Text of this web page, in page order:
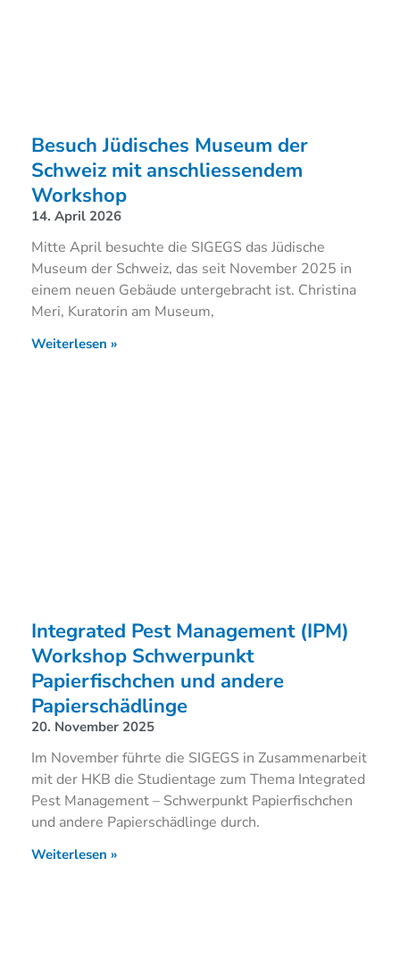
Besuch Jüdisches Museum der
Schweiz mit anschliessendem
Workshop
14. April 2026
Mitte April besuchte die SIGEGS das Jüdische
Museum der Schweiz, das seit November 2025 in
einem neuen Gebäude untergebracht ist. Christina
Meri, Kuratorin am Museum,
Weiterlesen »
Integrated Pest Management (IPM)
Workshop Schwerpunkt
Papierfischchen und andere
Papierschädlinge
20. November 2025
Im November führte die SIGEGS in Zusammenarbeit
mit der HKB die Studientage zum Thema Integrated
Pest Management – Schwerpunkt Papierfischchen
und andere Papierschädlinge durch.
Weiterlesen »